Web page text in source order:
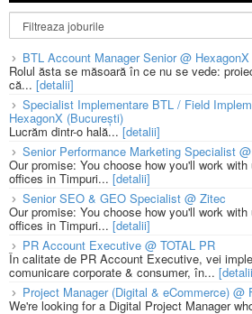
BTL Account Manager Senior @
Rolul ăsta se măsoară în ce nu se vede:
că... [detalii]
Specialist Implementare BTL / Field
HexagonX (București)
Lucrăm dintr-o hală...[detalii]
Senior Performance Marketing Specialist
Our promise: You choose how you'll work
offices in Timpuri... [detalii]
Senior SEO & GEO Specialist @ Zitec
Our promise: You choose how you'll work
offices in Timpuri... [detalii]
PR Account Executive @ TOTAL PR
În calitate de PR Account Executive, vei
comunicare corporate & consumer, în...
Project Manager (Digital & eCommerce) @
We're looking for a Digital Project Manager